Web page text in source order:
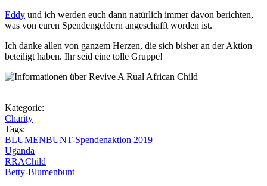
Eddy und ich werden euch dann natürlich immer davon berichten,
was von euren Spendengeldern angeschafft worden ist.
Ich danke allen von ganzem Herzen, die sich bisher an der Aktion
beteiligt haben. Ihr seid eine tolle Gruppe!
Kategorie:
Charity
Tags:
BLUMENBUNT-Spendenaktion 2019
Uganda
RRAChild
Betty-Blumenbunt